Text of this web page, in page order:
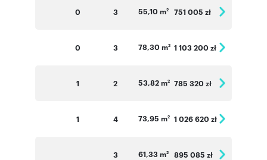
0 3 55,10 m2 751 005 zł
0 3 78,30 m2 1 103 200 zł
1 2 53,82 m2 785 320 zł
1 4 73,95 m2 1 026 620 zł
3 61,33 m2 895 085 zł